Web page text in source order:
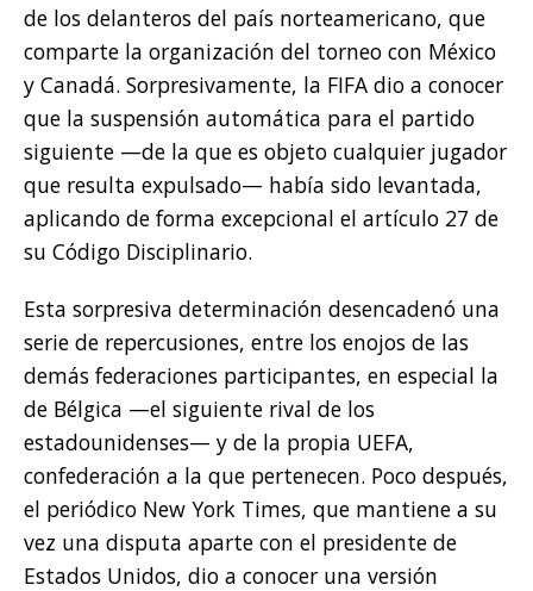
de los delanteros del país norteamericano, que
comparte la organización del torneo con México
y Canadá. Sorpresivamente, la FIFA dio a conocer
que la suspensión automática para el partido
siguiente —de la que es objeto cualquier jugador
que resulta expulsado— había sido levantada,
aplicando de forma excepcional el artículo 27 de
su Código Disciplinario.
Esta sorpresiva determinación desencadenó una
serie de repercusiones, entre los enojos de las
demás federaciones participantes, en especial la
de Bélgica —el siguiente rival de los
estadounidenses— y de la propia UEFA,
confederación a la que pertenecen. Poco después,
el periódico New York Times, que mantiene a su
vez una disputa aparte con el presidente de
Estados Unidos, dio a conocer una versión